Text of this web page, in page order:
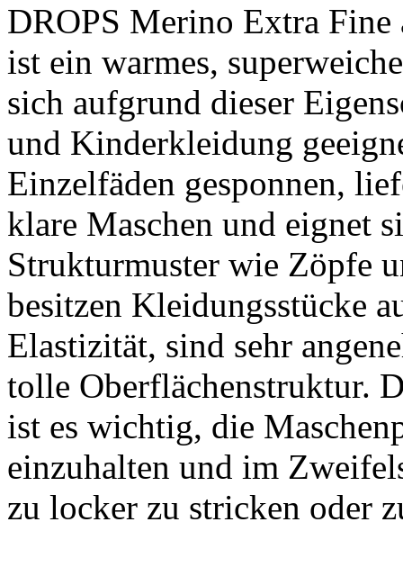
DROPS Merino Extra
ist ein warmes,
sich aufgrund dieser
und Kinderkleidung
Einzelfäden gesponnen,
klare Maschen und eignet
Strukturmuster wie Zöpfe
besitzen Kleidungsstücke
Elastizität, sind sehr
tolle Oberflächenstruktur.
ist es wichtig, die
einzuhalten und im
zu locker zu stricken oder